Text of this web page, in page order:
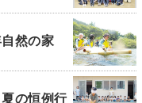
然の家
の恒例行